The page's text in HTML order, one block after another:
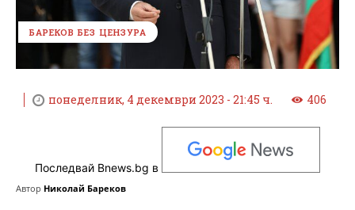
БАРЕКОВ БЕЗ ЦЕНЗУРА
понеделник, 4 декември 2023 - 21:45 ч. 406
Последвай Bnews.bg в
Автор Николай Бареков